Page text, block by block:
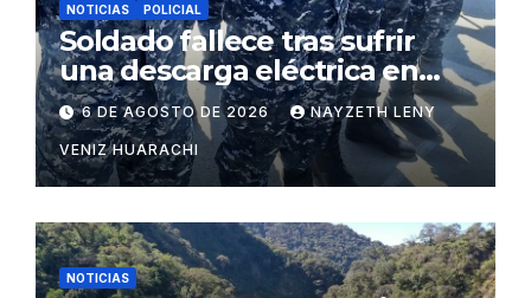
NOTICIAS POLICIAL
Soldado fallece tras sufrir
una descarga eléctrica en
Puerto Pailas
6 DE AGOSTO DE 2026 NAYZETH LENY
VENIZ HUARACHI
NOTICIAS